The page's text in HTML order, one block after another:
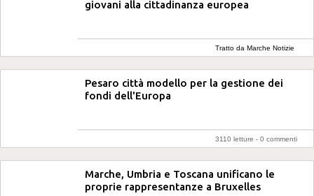
giovani alla cittadinanza europea
Tratto da Marche Notizie
Pesaro città modello per la gestione dei
fondi dell'Europa
3110 letture - 0 commenti
Marche, Umbria e Toscana unificano le
proprie rappresentanze a Bruxelles